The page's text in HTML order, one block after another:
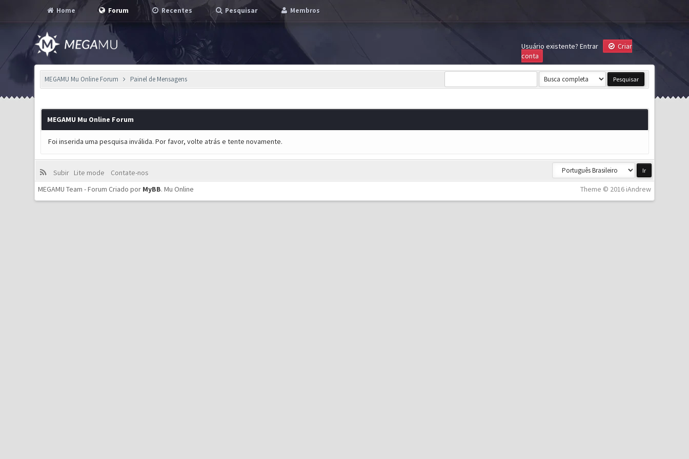
Home Forum Recentes Pesquisar Membros
Usuário existente? Entrar
Criar
conta
MEGAMU Mu Online Forum Painel de Mensagens
MEGAMU Mu Online Forum
Foi inserida uma pesquisa inválida. Por favor, volte atrás e tente novamente.
Subir Lite mode
Contate-nos
Theme © 2016 iAndrew
MEGAMU Team - Forum Criado por MyBB.Mu Online